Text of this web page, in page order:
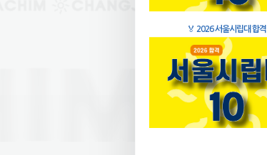
🏅 2026 서울시립대 합격